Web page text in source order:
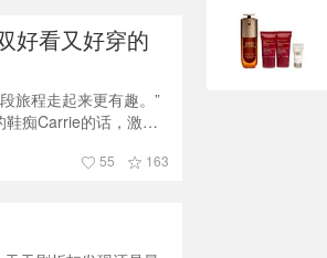
好看又好穿的
旅程走起来更有趣。”
痴Carrie的话，激励
渝。但很多人诚服于
55 163